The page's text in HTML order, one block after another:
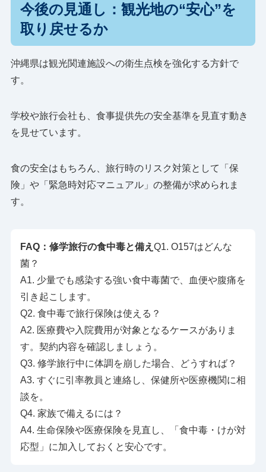
今後の見通し：観光地の“安心”を
取り戻せるか
沖縄県は観光関連施設への衛生点検を強化する方針で
す。
学校や旅行会社も、食事提供先の安全基準を見直す動き
を見せています。
食の安全はもちろん、旅行時のリスク対策として「保
険」や「緊急時対応マニュアル」の整備が求められま
す。
FAQ：修学旅行の食中毒と備え Q1. O157はどんな
菌？
A1. 少量でも感染する強い食中毒菌で、血便や腹痛を
引き起こします。
Q2. 食中毒で旅行保険は使える？
A2. 医療費や入院費用が対象となるケースがありま
す。契約内容を確認しましょう。
Q3. 修学旅行中に体調を崩した場合、どうすれば？
A3. すぐに引率教員と連絡し、保健所や医療機関に相
談を。
Q4. 家族で備えるには？
A4. 生命保険や医療保険を見直し、「食中毒・けが対
応型」に加入しておくと安心です。